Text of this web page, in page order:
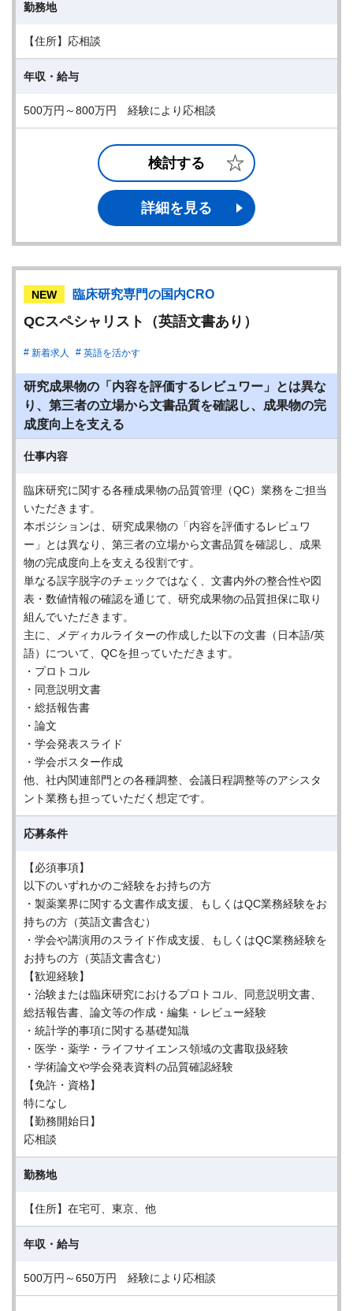
勤務地
【住所】応相談
年収・給与
500万円～800万円 経験により応相談
検討する
詳細を見る
NEW 臨床研究専門の国内CRO
QCスペシャリスト（英語文書あり）
新着求人 英語を活かす
研究成果物の「内容を評価するレビュワー」とは異な
り、第三者の立場から文書品質を確認し、成果物の完
成度向上を支える
仕事内容
臨床研究に関する各種成果物の品質管理（QC）業務をご担当
いただきます。
本ポジションは、研究成果物の「内容を評価するレビュワ
ー」とは異なり、第三者の立場から文書品質を確認し、成果
物の完成度向上を支える役割です。
単なる誤字脱字のチェックではなく、文書内外の整合性や図
表・数値情報の確認を通じて、研究成果物の品質担保に取り
組んでいただきます。
主に、メディカルライターの作成した以下の文書（日本語/英
語）について、QCを担っていただきます。
・プロトコル
・同意説明文書
・総括報告書
・論文
・学会発表スライド
・学会ポスター作成
他、社内関連部門との各種調整、会議日程調整等のアシスタ
ント業務も担っていただく想定です。
応募条件
【必須事項】
以下のいずれかのご経験をお持ちの方
・製薬業界に関する文書作成支援、もしくはQC業務経験をお
持ちの方（英語文書含む）
・学会や講演用のスライド作成支援、もしくはQC業務経験を
お持ちの方（英語文書含む）
【歓迎経験】
・治験または臨床研究におけるプロトコル、同意説明文書、
総括報告書、論文等の作成・編集・レビュー経験
・統計学的事項に関する基礎知識
・医学・薬学・ライフサイエンス領域の文書取扱経験
・学術論文や学会発表資料の品質確認経験
【免許・資格】
特になし
【勤務開始日】
応相談
勤務地
【住所】在宅可、東京、他
年収・給与
500万円～650万円 経験により応相談